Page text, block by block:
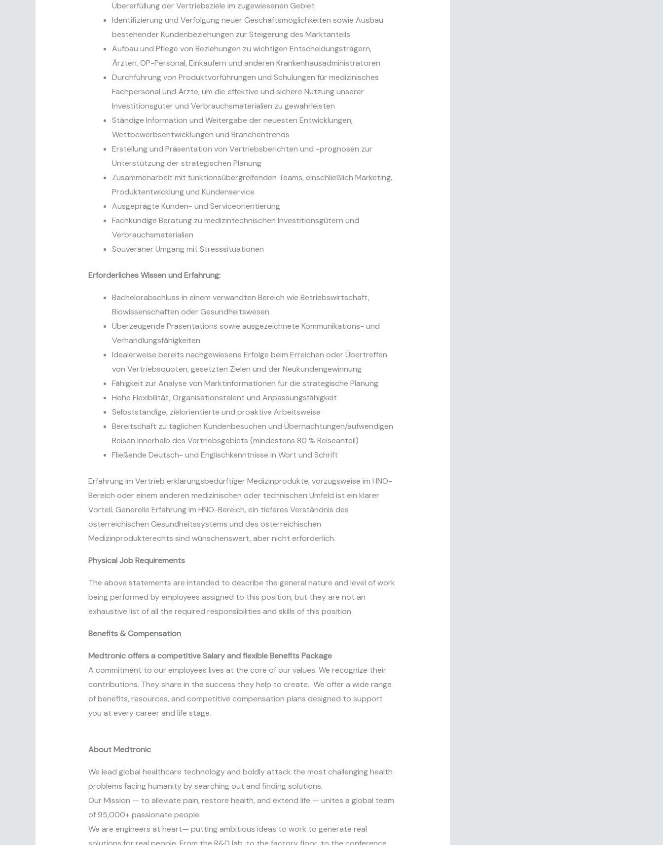
Übererfüllung der Vertriebsziele im zugewiesenen Gebiet
Identifizierung und Verfolgung neuer Geschäftsmöglichkeiten sowie Ausbau
bestehender Kundenbeziehungen zur Steigerung des Marktanteils
Aufbau und Pflege von Beziehungen zu wichtigen Entscheidungsträgern,
Ärzten, OP-Personal, Einkäufern und anderen Krankenhausadministratoren
Durchführung von Produktvorführungen und Schulungen für medizinisches
Fachpersonal und Ärzte, um die effektive und sichere Nutzung unserer
Investitionsgüter und Verbrauchsmaterialien zu gewährleisten
Ständige Information und Weitergabe der neuesten Entwicklungen,
Wettbewerbsentwicklungen und Branchentrends
Erstellung und Präsentation von Vertriebsberichten und -prognosen zur
Unterstützung der strategischen Planung
Zusammenarbeit mit funktionsübergreifenden Teams, einschließlich Marketing,
Produktentwicklung und Kundenservice
Ausgeprägte Kunden- und Serviceorientierung
Fachkundige Beratung zu medizintechnischen Investitionsgütern und
Verbrauchsmaterialien
Souveräner Umgang mit Stresssituationen
Erforderliches Wissen und Erfahrung:
Bachelorabschluss in einem verwandten Bereich wie Betriebswirtschaft,
Biowissenschaften oder Gesundheitswesen
Überzeugende Präsentations sowie ausgezeichnete Kommunikations- und
Verhandlungsfähigkeiten
Idealerweise bereits nachgewiesene Erfolge beim Erreichen oder Übertreffen
von Vertriebsquoten, gesetzten Zielen und der Neukundengewinnung
Fähigkeit zur Analyse von Marktinformationen für die strategische Planung
Hohe Flexibilität, Organisationstalent und Anpassungsfähigkeit
Selbstständige, zielorientierte und proaktive Arbeitsweise
Bereitschaft zu täglichen Kundenbesuchen und Übernachtungen/aufwendigen
Reisen innerhalb des Vertriebsgebiets (mindestens 80 % Reiseanteil)
Fließende Deutsch- und Englischkenntnisse in Wort und Schrift
Erfahrung im Vertrieb erklärungsbedürftiger Medizinprodukte, vorzugsweise im HNO-
Bereich oder einem anderen medizinischen oder technischen Umfeld ist ein klarer
Vorteil. Generelle Erfahrung im HNO-Bereich, ein tieferes Verständnis des
österreichischen Gesundheitssystems und des österreichischen
Medizinprodukterechts sind wünschenswert, aber nicht erforderlich.
Physical Job Requirements
The above statements are intended to describe the general nature and level of work
being performed by employees assigned to this position, but they are not an
exhaustive list of all the required responsibilities and skills of this position.
Benefits & Compensation
Medtronic offers a competitive Salary and flexible Benefits Package
A commitment to our employees lives at the core of our values. We recognize their
contributions. They share in the success they help to create. We offer a wide range
of benefits, resources, and competitive compensation plans designed to support
you at every career and life stage.
About Medtronic
We lead global healthcare technology and boldly attack the most challenging health
problems facing humanity by searching out and finding solutions.
Our Mission — to alleviate pain, restore health, and extend life — unites a global team
of 95,000+ passionate people.
We are engineers at heart— putting ambitious ideas to work to generate real